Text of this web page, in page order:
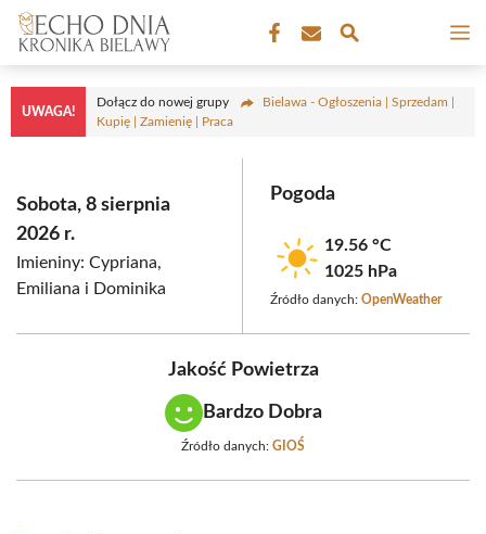
Przejdź
treści
UWAGA!
Dołącz do nowej grupy
Bielawa - Ogłoszenia | Sprzedam |
Kupię | Zamienię | Praca
Sobota, 8 sierpnia
2026 r.
Imieniny: Cypriana,
Emiliana i Dominika
Pogoda
19.56 °C
1025 hPa
Źródło danych: OpenWeather
Jakość Powietrza
Bardzo Dobra
Źródło danych: GIOŚ